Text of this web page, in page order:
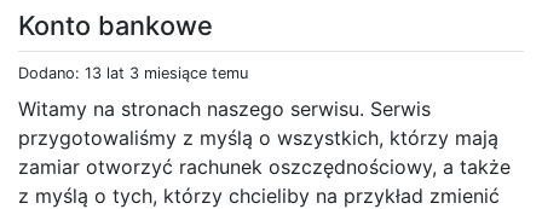
Konto bankowe
Dodano: 13 lat 3 miesiące temu
Witamy na stronach naszego serwisu. Serwis
przygotowaliśmy z myślą o wszystkich, którzy mają
zamiar otworzyć rachunek oszczędnościowy, a także
z myślą o tych, którzy chcieliby na przykład zmienić